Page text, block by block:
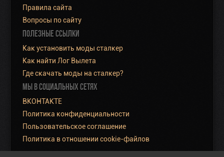
Правила сайта
Вопросы по сайту
ПОЛЕЗНЫЕ ССЫЛКИ
Как установить моды сталкер
Как найти Лог Вылета
Где скачать моды на сталкер?
МЫ В СОЦИАЛЬНЫХ СЕТЯХ
ВКОНТАКТЕ
Политика конфиденциальности
Пользовательское соглашение
Политика в отношении cookie-файлов